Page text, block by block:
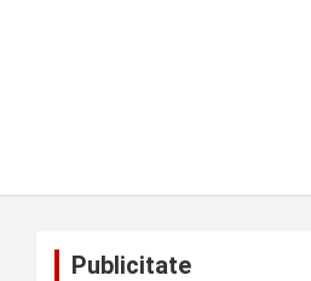
Publicitate